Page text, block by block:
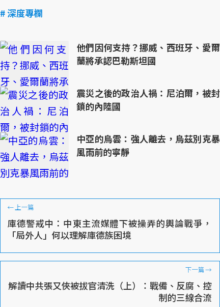
# 深度專欄
他們因何支持？挪威、西班牙、愛爾
蘭將承認巴勒斯坦國
震災之後的政治人禍：尼泊爾，被封
鎖的內陸國
中亞的烏雲：強人離去，烏茲別克暴
風雨前的寧靜
←上一篇
庫德警戒中：中東主流媒體下被操弄的輿論戰爭，
「局外人」何以理解庫德族困境
下一篇→
解讀中共張又俠被拔官清洗（上）：戰備、反腐、控
制的三線合流